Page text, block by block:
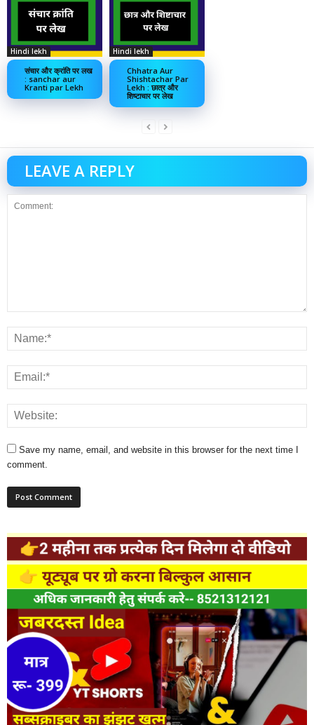
Hindi lekh
संचार और क्रांति पर लख
: sanchar aur
Kranti par Lekh
Hindi lekh
Chhatra Aur
Shishtachar Par
Lekh : छात्र और
शिष्टाचार पर लेख
LEAVE A REPLY
Save my name, email, and website in this browser for the next time I
comment.